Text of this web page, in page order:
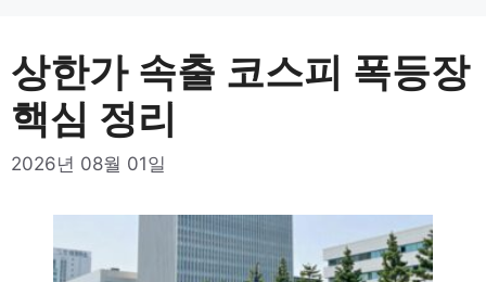
상한가 속출 코스피 폭등장
핵심 정리
2026년 08월 01일